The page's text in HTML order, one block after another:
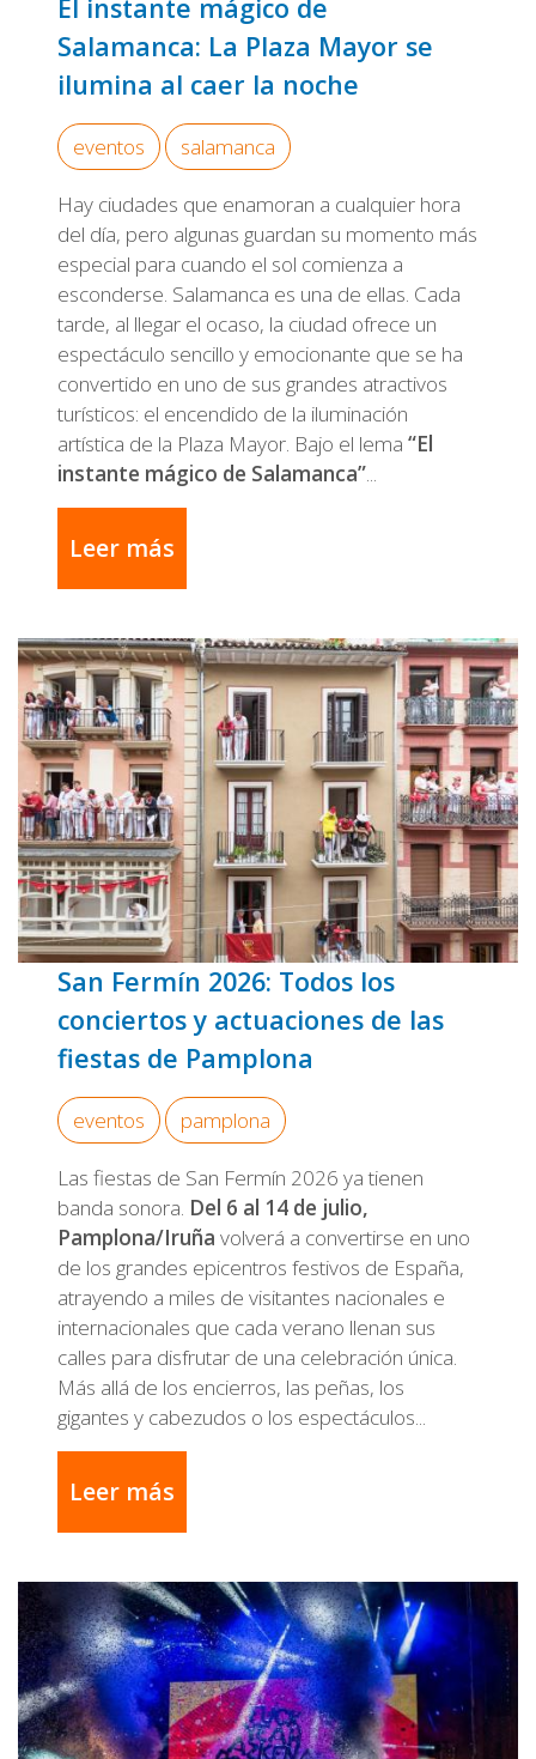
El instante mágico de
Salamanca: La Plaza Mayor se
ilumina al caer la noche
eventos salamanca
Hay ciudades que enamoran a cualquier hora
del día, pero algunas guardan su momento más
especial para cuando el sol comienza a
esconderse. Salamanca es una de ellas. Cada
tarde, al llegar el ocaso, la ciudad ofrece un
espectáculo sencillo y emocionante que se ha
convertido en uno de sus grandes atractivos
turísticos: el encendido de la iluminación
artística de la Plaza Mayor. Bajo el lema“El
instante mágico de Salamanca”...
Leer más
San Fermín 2026: Todos los
conciertos y actuaciones de las
fiestas de Pamplona
eventos pamplona
Las fiestas de San Fermín 2026 ya tienen
banda sonora. Del 6 al 14 de julio,
Pamplona/Iruñavolverá a convertirse en uno
de los grandes epicentros festivos de España,
atrayendo a miles de visitantes nacionales e
internacionales que cada verano llenan sus
calles para disfrutar de una celebración única.
Más allá de los encierros, las peñas, los
gigantes y cabezudos o los espectáculos...
Leer más